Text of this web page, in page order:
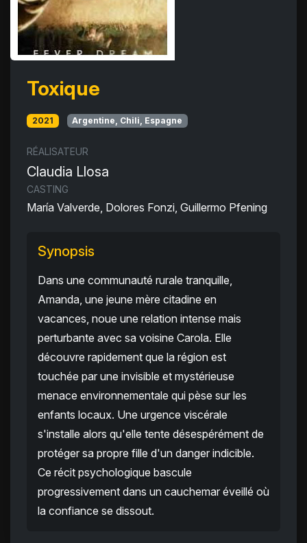
Toxique
2021 Argentine, Chili, Espagne
RÉALISATEUR
Claudia Llosa
CASTING
María Valverde, Dolores Fonzi, Guillermo Pfening
Synopsis
Dans une communauté rurale tranquille,
Amanda, une jeune mère citadine en
vacances, noue une relation intense mais
perturbante avec sa voisine Carola. Elle
découvre rapidement que la région est
touchée par une invisible et mystérieuse
menace environnementale qui pèse sur les
enfants locaux. Une urgence viscérale
s'installe alors qu'elle tente désespérément de
protéger sa propre fille d'un danger indicible.
Ce récit psychologique bascule
progressivement dans un cauchemar éveillé où
la confiance se dissout.